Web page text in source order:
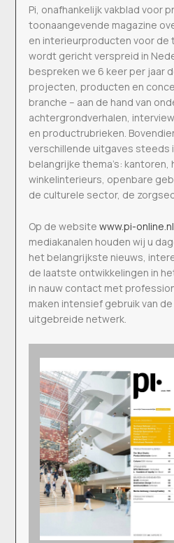
Pi, onafhankelijk vakblad voor
toonaangevende magazine
en interieurproducten voor
wordt gericht verspreid in
bespreken we 6 keer per jaar
projecten, producten en
branche – aan de hand van
achtergrondverhalen,
en productrubrieken.
verschillende uitgaves steeds
belangrijke thema’s: kantoren,
winkelinterieurs, openbare
de culturele sector, de
Op de websitewww.pi-online.nl
mediakanalen houden wij u
het belangrijkste nieuws,
de laatste ontwikkelingen in
in nauw contact met
maken intensief gebruik van
uitgebreide netwerk.